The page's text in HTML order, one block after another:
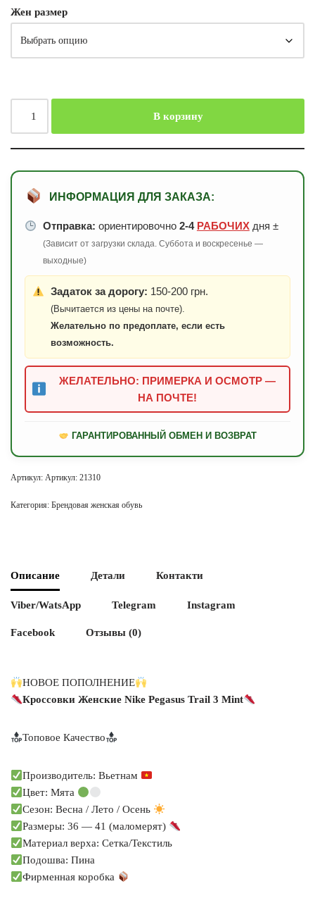
Жен размер
В корзину
ИНФОРМАЦИЯ ДЛЯ ЗАКАЗА:
Отправка: ориентировочно 2-4 РАБОЧИХдня ±
(Зависит от загрузки склада. Суббота и воскресенье —
выходные)
Задаток за дорогу: 150-200 грн.
(Вычитается из цены на почте).
Желательно по предоплате, если есть
возможность.
ЖЕЛАТЕЛЬНО: ПРИМЕРКА И ОСМОТР —
НА ПОЧТЕ!
ГАРАНТИРОВАННЫЙ ОБМЕН И ВОЗВРАТ
Артикул: Артикул: 21310
Категория: Брендовая женская обувь
Описание Детали Контакти
Viber/WatsApp Telegram Instagram
Facebook Отзывы (0)
НОВОЕ ПОПОЛНЕНИЕ
Кроссовки Женские Nike Pegasus Trail 3 Mint
Топовое Качество
Производитель: Вьетнам
Цвет: Мята
Сезон: Весна / Лето / Осень
Размеры: 36 — 41 (маломерят)
Материал верха: Сетка/Текстиль
Подошва: Пина
Фирменная коробка